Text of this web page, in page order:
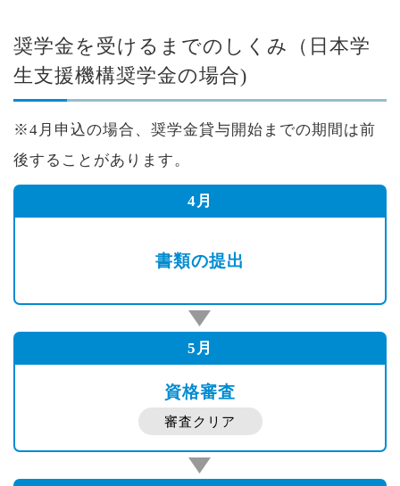
奨学金を受けるまでのしくみ（日本学
生支援機構奨学金の場合)
※4月申込の場合、奨学金貸与開始までの期間は前
後することがあります。
4月
書類の提出
5月
資格審査
審査クリア